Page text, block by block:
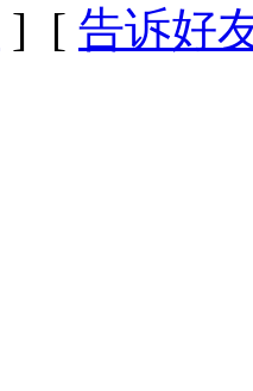
] [ 告诉好